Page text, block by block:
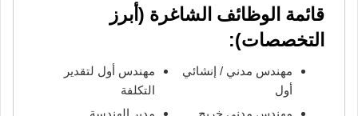
قائمة الوظائف الشاغرة (أبرز
التخصصات):
مهندس مدني / إنشائي
أول
مهندس أول لتقدير
التكلفة